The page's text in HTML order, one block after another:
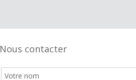
Nous contacter